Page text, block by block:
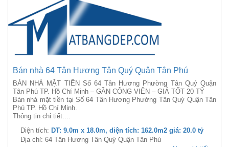
Bán nhà 64 Tân Hương Tân Quý Quận Tân Phú
BÁN NHÀ MẶT TIỀN Số 64 Tân Hương Phường Tân Quý Quận
Tân Phú TP. Hồ Chí Minh – GẦN CÔNG VIÊN – GIÁ TỐT 20 TỶ
Bán nhà mặt tiền tại Số 64 Tân Hương Phường Tân Quý Quận Tân
Phú TP. Hồ Chí Minh.
Thông tin chi tiết:...
Diện tích: DT: 9.0m x 18.0m, diện tích: 162.0m2 giá: 20.0 tỷ
Địa chỉ: 64 Tân Hương Tân Quý Quận Tân Phú